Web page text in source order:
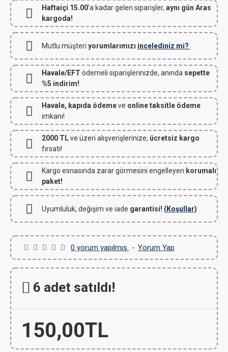
Haftaiçi 15.00'a kadar gelen siparişler, aynı gün Aras
kargoda!
Mutlu müşteri yorumlarımızı incelediniz mi?
Havale/EFT ödemeli siparişlerinizde, anında sepette
%5 indirim!
Havale, kapıda ödemeve online taksitle ödeme
imkanı!
2000 TLve üzeri alışverişlerinize, ücretsiz kargo
fırsatı!
Kargo esnasında zarar görmesini engelleyen korumalı
paket!
Uyumluluk, değişim ve iade garantisi! (Koşullar)
0 yorum yapılmış. - Yorum Yap
150,00TL
6 adet satıldı!